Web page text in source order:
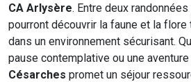
CA Arlysère. Entre deux
pourront découvrir la faune et la
dans un environnement sécurisant.
pause contemplative ou une
Césarches promet un séjour